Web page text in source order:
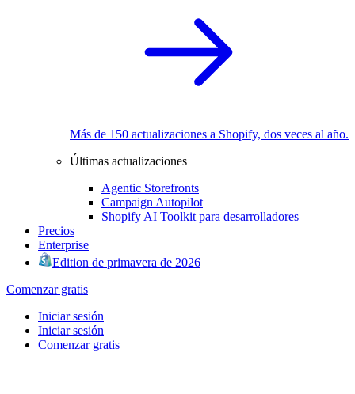
Más de 150 actualizaciones a Shopify, dos veces al año.
Últimas actualizaciones
Agentic Storefronts
Campaign Autopilot
Shopify AI Toolkit para desarrolladores
Precios
Enterprise
Edition de primavera de 2026
Comenzar gratis
Iniciar sesión
Iniciar sesión
Comenzar gratis